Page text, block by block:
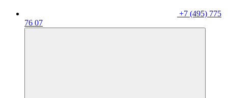
+7 (495) 775
76 07